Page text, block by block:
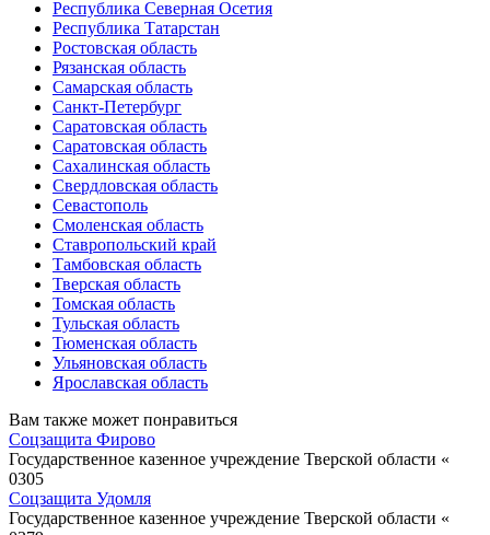
Республика Северная Осетия
Республика Татарстан
Ростовская область
Рязанская область
Самарская область
Санкт-Петербург
Саратовская область
Саратовская область
Сахалинская область
Свердловская область
Севастополь
Смоленская область
Ставропольский край
Тамбовская область
Тверская область
Томская область
Тульская область
Тюменская область
Ульяновская область
Ярославская область
Вам также может понравиться
Соцзащита Фирово
Государственное казенное учреждение Тверской области «
0305
Соцзащита Удомля
Государственное казенное учреждение Тверской области «